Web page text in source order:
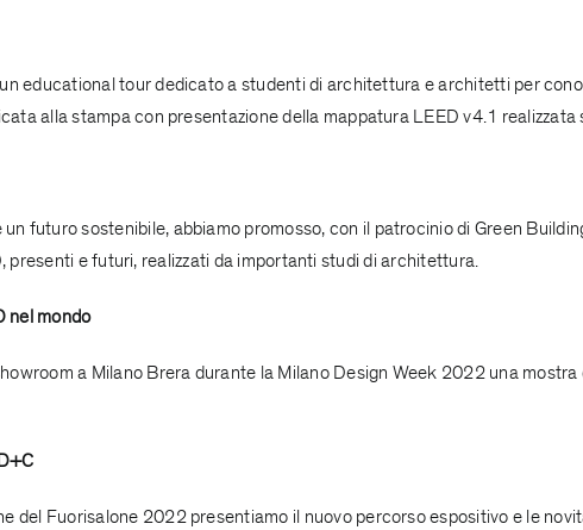
educational tour dedicato a studenti di architettura e architetti per
alla stampa con presentazione della mappatura LEED v4.1 realizzata
futuro sostenibile, abbiamo promosso, con il patrocinio di Green
e futuri, realizzati da importanti studi di architettura.
nel mondo
a Milano Brera durante la Milano Design Week 2022 una
del Fuorisalone 2022 presentiamo il nuovo percorso espositivo e le